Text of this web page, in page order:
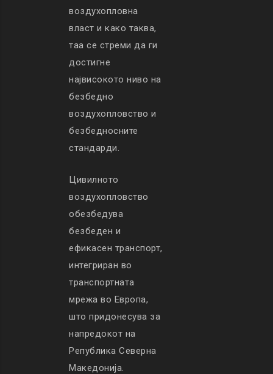
воздухопловна
власт и како таква,
таа се стреми да ги
достигне
највисокото ниво на
безбедно
воздухопловство и
безбедносните
стандарди.
Цивилното
воздухопловство
обезбедува
безбеден и
ефикасен транспорт,
интегриран во
транспортната
мрежа во Европа,
што придонесува за
напредокот на
Република Северна
Македонија.